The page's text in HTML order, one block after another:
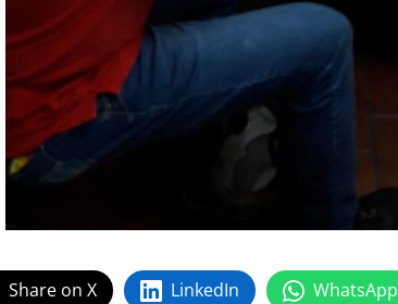
Share on X LinkedIn WhatsApp